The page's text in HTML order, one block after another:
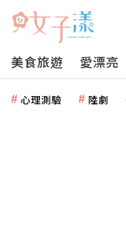
美食旅遊 愛漂亮
心理測驗 陸劇